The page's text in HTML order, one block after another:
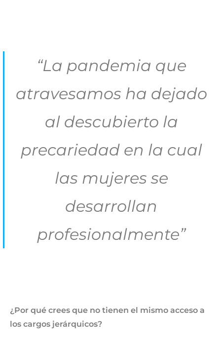
“La pandemia que
atravesamos ha dejado
al descubierto la
precariedad en la cual
las mujeres se
desarrollan
profesionalmente”
¿Por qué crees que no tienen el mismo acceso a
los cargos jerárquicos?